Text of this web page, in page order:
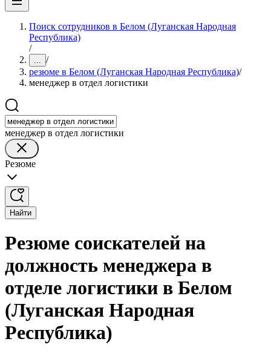
Поиск сотрудников в Белом (Луганская Народная
Республика)
/
... /
резюме в Белом (Луганская Народная Республика)/
менеджер в отдел логистики
менеджер в отдел логистики
Резюме
Найти
Резюме соискателей на
должность менеджера в
отделе логистики в Белом
(Луганская Народная
Республика)